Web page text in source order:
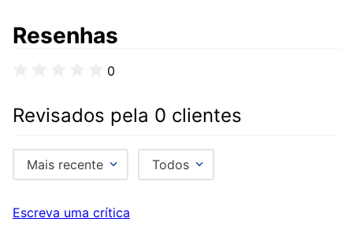
Resenhas
0
Revisados pela 0 clientes
Mais recente Todos
Escreva uma crítica